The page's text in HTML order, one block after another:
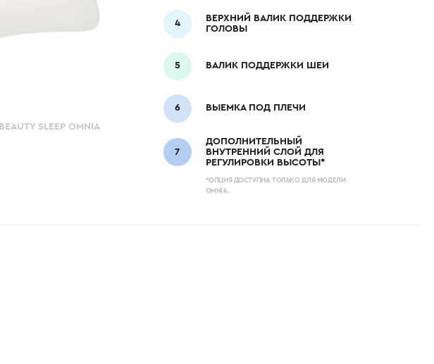
BEAUTY SLEEP OMNIA
ВЕРХНИЙ ВАЛИК ПОДДЕРЖКИ
ГОЛОВЫ
ВАЛИК ПОДДЕРЖКИ ШЕИ
ВЫЕМКА ПОД ПЛЕЧИ
ДОПОЛНИТЕЛЬНЫЙ
ВНУТРЕННИЙ СЛОЙ ДЛЯ
РЕГУЛИРОВКИ ВЫСОТЫ*
*ОПЦИЯ ДОСТУПНА ТОЛЬКО ДЛЯ МОДЕЛИ
OMNIA.